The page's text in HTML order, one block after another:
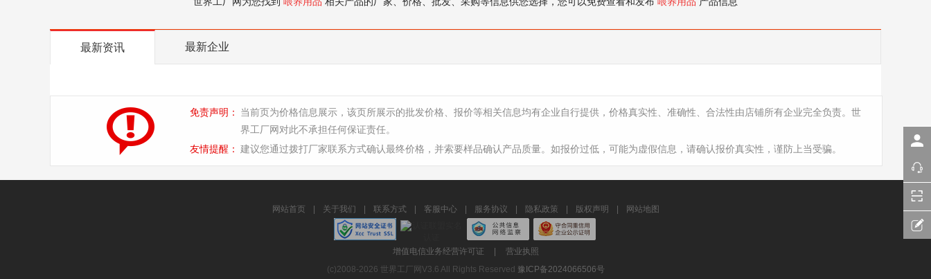
最新资讯 最新企业
免责声明：
当前页为价格信息展示，该页所展示的批发价格、报价等相关信息均有企业自行提供，价格真实性、准确性、合法性由店铺所有企业完全负责。世
界工厂网对此不承担任何保证责任。
友情提醒： 建议您通过拨打厂家联系方式确认最终价格，并索要样品确认产品质量。如报价过低，可能为虚假信息，请确认报价真实性，谨防上当受骗。
网站首页 关于我们 联系方式 客服中心 服务协议 隐私政策 版权声明 网站地图
增值电信业务经营许可证
营业执照
(c)2008-2026 世界工厂网V3.6 All Rights Reserved 豫ICP备2024066506号